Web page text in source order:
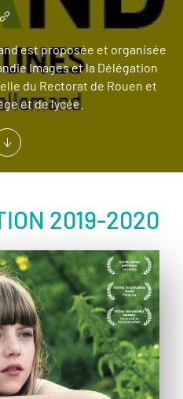
est proposée et organisée
Images et la Délégation
du Rectorat de Rouen et
et de lycée.
2019-2020